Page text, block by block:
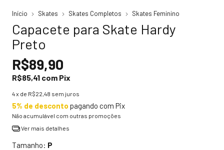
Início Skates Skates Completos Skates Feminino
Capacete para Skate Hardy
Preto
R$89,90
R$85,41 com Pix
4x de R$22,48 sem juros
5% de desconto pagando com Pix
Não acumulável com outras promoções
Ver mais detalhes
Tamanho: P